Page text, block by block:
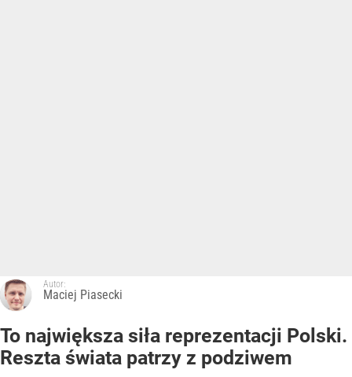
Autor:
Maciej Piasecki
To największa siła reprezentacji Polski.
Reszta świata patrzy z podziwem